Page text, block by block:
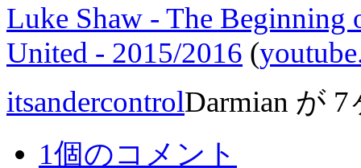
Luke Shaw - The Beginning
United - 2015/2016 (
itsandercontrolDarmian が 7
1個のコメント